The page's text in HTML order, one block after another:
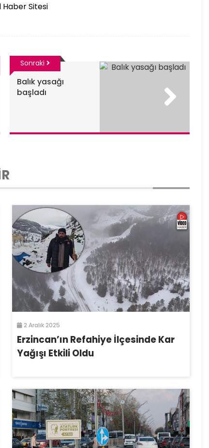
Haber Sitesi
Balık yasağı
başladı
Sonraki
2 Aralık 2025
Erzincan’ın Refahiye İlçesinde Kar
Yağışı Etkili Oldu